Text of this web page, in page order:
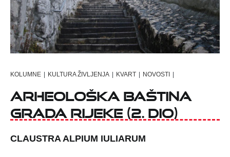
KOLUMNE | KULTURA ŽIVLJENJA | KVART | NOVOSTI |
Arheološka baština
grada Rijeke (2. dio)
CLAUSTRA ALPIUM IULIARUM